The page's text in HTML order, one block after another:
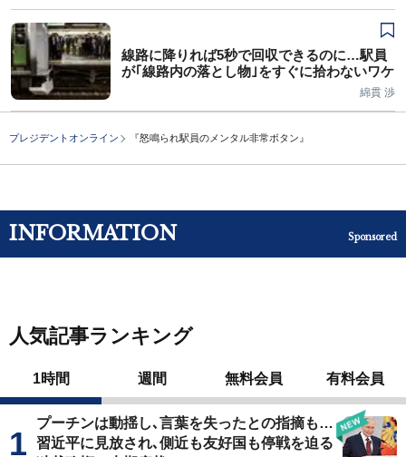
線路に降りれば5秒で回収できるのに…駅員
が｢線路内の落とし物｣をすぐに拾わないワケ
綿貫 渉
プレジデントオンライン 『怒鳴られ駅員のメンタル非常ボタン』
INFORMATION Sponsored
人気記事ランキング
1時間 週間 無料会員 有料会員
プーチンは動揺し､言葉を失ったとの指摘も…
習近平に見放され､側近も友好国も停戦を迫る